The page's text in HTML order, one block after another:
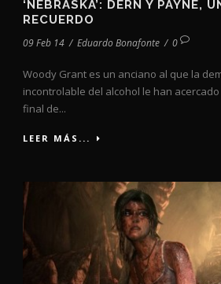
‘NEBRASKA’: DERN Y PAYNE,
RECUERDO
09 Feb 14 / Eduardo Bonafonte / 0
Woody Grant es un anciano al que la
incontrolable del alcohol le han
final de...
LEER MÁS...